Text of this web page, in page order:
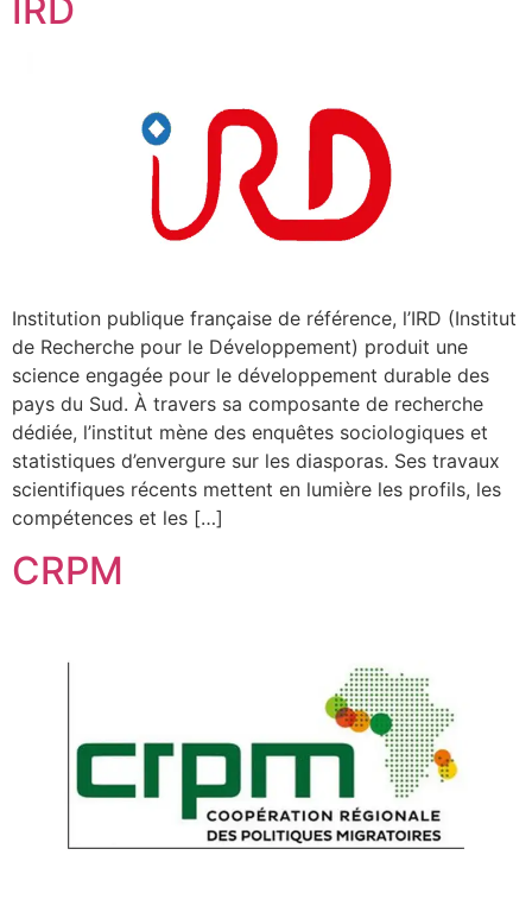
IRD
Institution publique française de référence, l’IRD (Institut
de Recherche pour le Développement) produit une
science engagée pour le développement durable des
pays du Sud. À travers sa composante de recherche
dédiée, l’institut mène des enquêtes sociologiques et
statistiques d’envergure sur les diasporas. Ses travaux
scientifiques récents mettent en lumière les profils, les
compétences et les […]
CRPM